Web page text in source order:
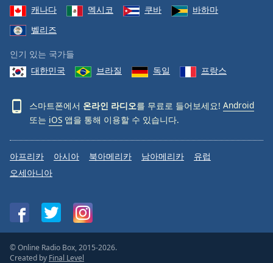
캐나다
멕시코 쿠바
바하마
벨리즈
인기 있는 국가들
대한민국
브라질 독일 프랑스
스마트폰에서 온라인 라디오를 무료로 들어보세요! Android
또는 iOS 앱을 통해 이용할 수 있습니다.
아프리카 아시아 북아메리카 남아메리카
유럽
오세아니아
© Online Radio Box, 2015-2026.
Created by Final Level